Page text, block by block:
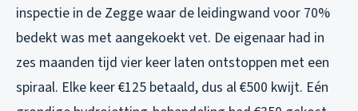
inspectie in de Zegge waar de leidingwand voor 70%
bedekt was met aangekoekt vet. De eigenaar had in
zes maanden tijd vier keer laten ontstoppen met een
spiraal. Elke keer €125 betaald, dus al €500 kwijt. Eén